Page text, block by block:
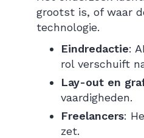
grootst is, of waar
technologie.
Eindredactie:
rol verschuift
Lay-out en
vaardigheden.
Freelancers:
zet.